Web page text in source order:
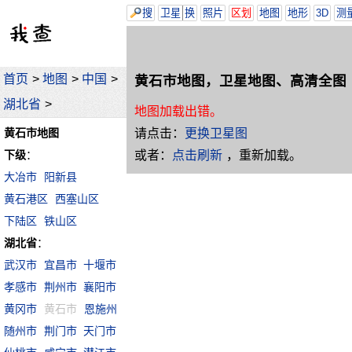
首页 > 地图 > 中国 >
湖北省 >
黄石市地图
下级：
大冶市
阳新县
黄石港区
西塞山区
下陆区
铁山区
湖北省：
武汉市
宜昌市 十堰市
孝感市 荆州市 襄阳市
黄冈市
黄石市
恩施州
随州市 荆门市 天门市
搜 卫星 换 照片 区划 地图 地形 3D 测
黄石市地图，卫星地图、高清全图
地图加载出错。
请点击：
更换卫星图
或者：
点击刷新 ，重新加载。